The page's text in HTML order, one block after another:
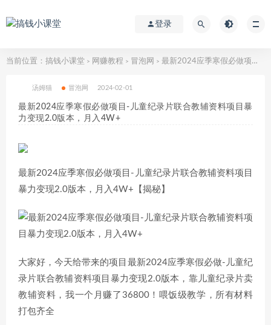
登录
当前位置： 搞钱小课堂 > 网赚教程 > 冒泡网 > 最新2024应季寒假必做项目-儿童纪录片联合教辅资料项目暴力变现2.0版本，月入4W+
汤姆猫 冒泡网 2024-02-01
最新2024应季寒假必做项目-儿童纪录片联合教辅资料项目暴
力变现2.0版本，月入4W+
最新2024应季寒假必做项目-儿童纪录片联合教辅资料项目
暴力变现2.0版本，月入4W+【揭秘】
大家好，今天给带来的项目最新2024应季寒假必做-儿童纪
录片联合教辅资料项目暴力变现2.0版本，靠儿童纪录片卖
教辅资料，我一个月赚了36800！喂饭级教学，所有材料
打包齐全